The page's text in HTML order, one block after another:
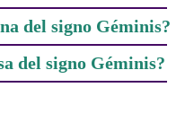
del signo Géminis?
del signo Géminis?